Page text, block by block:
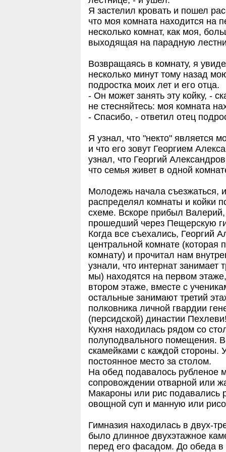
Я застелил кровать и пошел
что моя комната находится на
несколько комнат, как моя,
выходящая на парадную
Возвращаясь в комнату, я
несколько минут тому назад
подростка моих лет и его отца.
- Он может занять эту койку, -
не стесняйтесь: моя комната
- Спасибо, - ответил отец
Я узнал, что "некто" является
и что его зовут Георгием
узнал, что Георгий
что семья живет в одной
Молодежь начала съезжаться,
распределял комнаты и койки
схеме. Вскоре прибыл
прошедший через Пещерскую
Когда все съехались, Георгий
центральной комнате
комнату) и прочитал нам
узнали, что интернат
мы) находятся на первом
втором этаже, вместе с
остальные занимают третий
полковника личной гвардии
(персидской) династии
Кухня находилась рядом со
полуподвального помещения.
скамейками с каждой стороны.
постоянное место за столом.
На обед подавалось рубленое
сопровождении отварной или
Макароны или рис подавались
овощной суп и манную или
Гимназия находилась в двух-
было длинное двухэтажное
перед его фасадом. До обеда в